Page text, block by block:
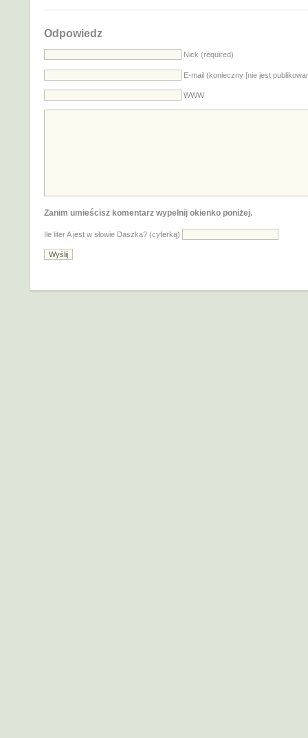
Odpowiedz
Nick (required)
E-mail (konieczny [nie jest
WWW
Zanim umieścisz komentarz wypełnij okienko poniżej.
Ile liter A jest w słowie Daszka? (cyferką)